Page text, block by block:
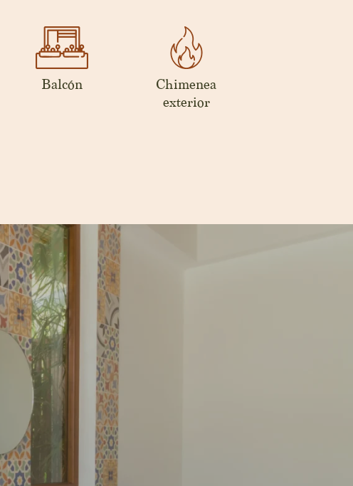
Balcón
Chimenea
exterior